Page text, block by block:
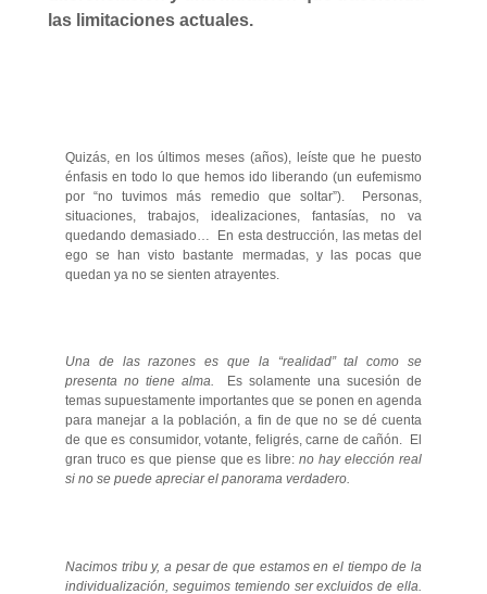
las limitaciones actuales.
Quizás, en los últimos meses (años), leíste que he puesto
énfasis en todo lo que hemos ido liberando (un eufemismo
por “no tuvimos más remedio que soltar”). Personas,
situaciones, trabajos, idealizaciones, fantasías, no va
quedando demasiado… En esta destrucción, las metas del
ego se han visto bastante mermadas, y las pocas que
quedan ya no se sienten atrayentes.
Una de las razones es que la “realidad” tal como se
presenta no tiene alma.
Es solamente una sucesión de
temas supuestamente importantes que se ponen en agenda
para manejar a la población, a fin de que no se dé cuenta
de que es consumidor, votante, feligrés, carne de cañón. El
gran truco es que piense que es libre:no hay elección real
si no se puede apreciar el panorama verdadero.
Nacimos tribu y, a pesar de que estamos en el tiempo de la
individualización, seguimos temiendo ser excluidos de ella.